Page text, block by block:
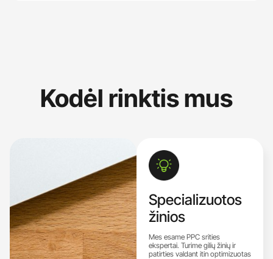
Kodėl rinktis mus
Specializuotos
žinios
Mes esame PPC srities
ekspertai. Turime gilių žinių ir
patirties valdant itin optimizuotas